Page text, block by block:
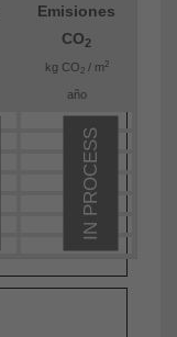
Emisiones
CO2
kg CO2/ m2
año
IN PROCESS